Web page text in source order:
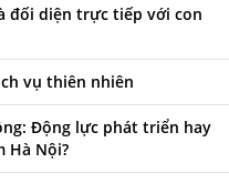
đối diện trực tiếp với con
vụ thiên nhiên
Động lực phát triển hay
Hà Nội?